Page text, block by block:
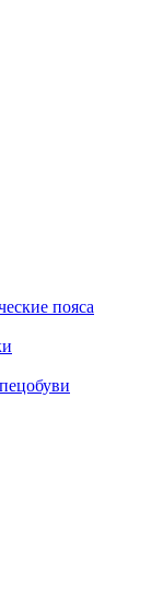
пояса